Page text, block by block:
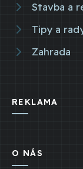
Stavba a
Tipy a
Zahrada
REKLAMA
O NÁS